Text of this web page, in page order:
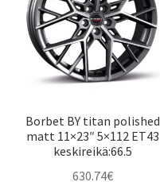
Borbet BY titan polished
matt 11×23″ 5×112 ET43
keskireikä:66.5
630.74€